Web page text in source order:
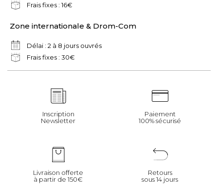
Frais fixes : 16€
Zone internationale & Drom-Com
Délai : 2 à 8 jours ouvrés
Frais fixes : 30€
Inscription
Newsletter
Paiement
100% sécurisé
Livraison offerte
à partir de 150€
Retours
sous 14 jours